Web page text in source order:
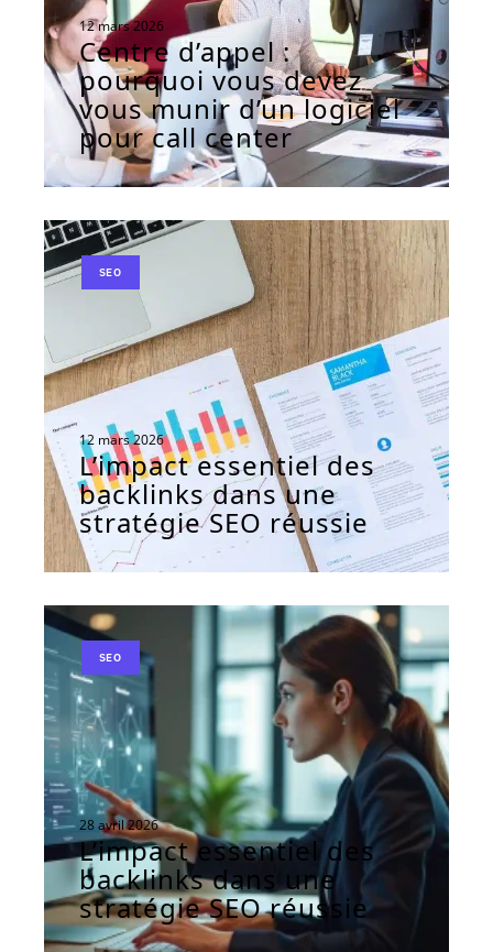
12 mars 2026
Centre d’appel :
pourquoi vous devez
vous munir d’un logiciel
pour call center
SEO
12 mars 2026
L’impact essentiel des
backlinks dans une
stratégie SEO réussie
SEO
28 avril 2026
L’impact essentiel des
backlinks dans une
stratégie SEO réussie